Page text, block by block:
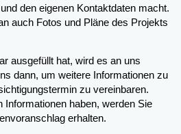
den eigenen Kontaktdaten macht.
auch Fotos und Pläne des Projekts
ausgefüllt hat, wird es an uns
dann, um weitere Informationen zu
zu vereinbaren.
Informationen haben, werden Sie
erhalten.